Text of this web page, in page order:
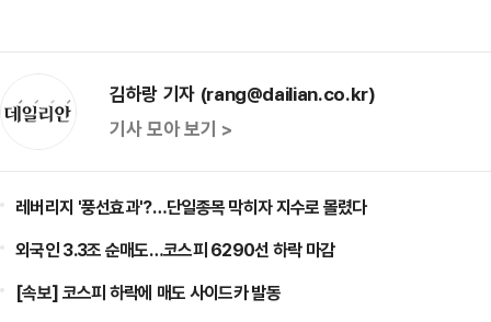
김하랑 기자 (rang@dailian.co.kr)
기사 모아 보기 >
레버리지 '풍선효과'?…단일종목 막히자 지수로 몰렸다
외국인 3.3조 순매도…코스피 6290선 하락 마감
[속보] 코스피 하락에 매도 사이드카 발동